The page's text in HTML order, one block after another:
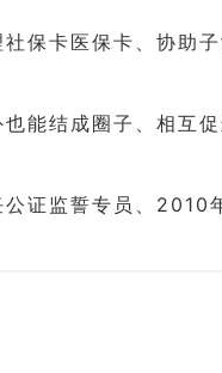
保卡医保卡、协助
能结成圈子、相互促
证监誓专员、2010